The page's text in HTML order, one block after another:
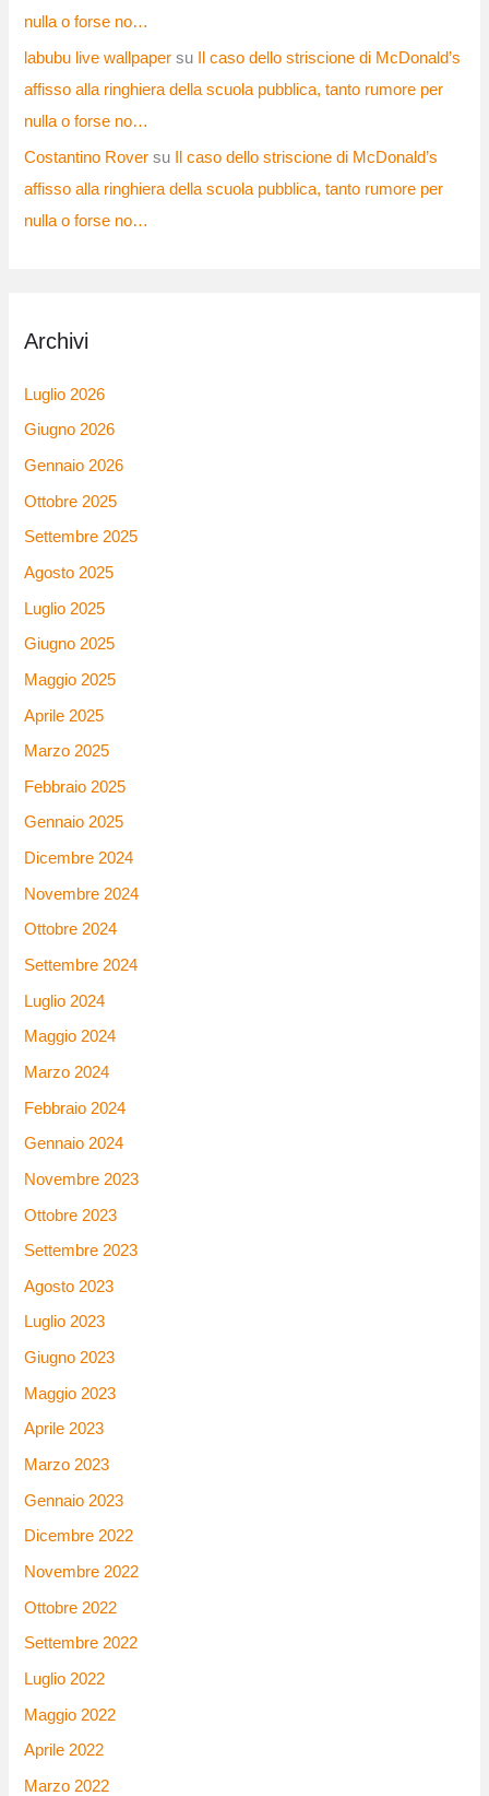
nulla o forse no…
labubu live wallpaper su
Il caso dello striscione di McDonald’s
affisso alla ringhiera della scuola pubblica, tanto rumore per
nulla o forse no…
Costantino Rover su Il caso dello striscione di McDonald’s
affisso alla ringhiera della scuola pubblica, tanto rumore per
nulla o forse no…
Archivi
Luglio 2026
Giugno 2026
Gennaio 2026
Ottobre 2025
Settembre 2025
Agosto 2025
Luglio 2025
Giugno 2025
Maggio 2025
Aprile 2025
Marzo 2025
Febbraio 2025
Gennaio 2025
Dicembre 2024
Novembre 2024
Ottobre 2024
Settembre 2024
Luglio 2024
Maggio 2024
Marzo 2024
Febbraio 2024
Gennaio 2024
Novembre 2023
Ottobre 2023
Settembre 2023
Agosto 2023
Luglio 2023
Giugno 2023
Maggio 2023
Aprile 2023
Marzo 2023
Gennaio 2023
Dicembre 2022
Novembre 2022
Ottobre 2022
Settembre 2022
Luglio 2022
Maggio 2022
Aprile 2022
Marzo 2022